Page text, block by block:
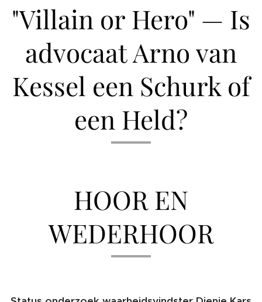
"Villain or Hero" — Is
advocaat Arno van
Kessel een Schurk of
een Held?
HOOR EN
WEDERHOOR